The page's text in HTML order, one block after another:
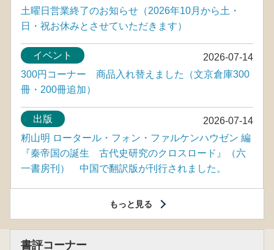
土曜日営業終了のお知らせ（2026年10月から土・
日・祝お休みとさせていただきます）
2026-07-14
イベント
300円コーナー 商品入れ替えました（文京倉庫300
冊・200冊追加）
2026-07-14
出版
籾山明 ロータール・フォン・ファルケンハウゼン 編
『秦帝国の誕生 古代史研究のクロスロード』（六
一書房刊） 中国で翻訳版が刊行されました。
もっと見る
書評コーナー